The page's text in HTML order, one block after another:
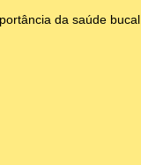
da saúde bucal.